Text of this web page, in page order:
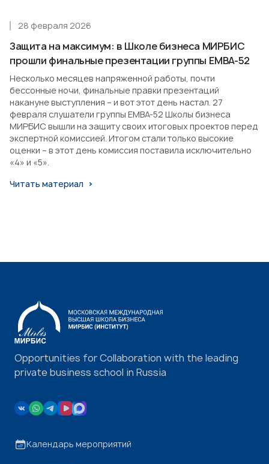
Защита на максимум: в Школе бизнеса МИРБИС
прошли финальные презентации группы EMBA-52
28 февраля 2026
Несколько месяцев напряженной работы, почти
бессонные ночи, финальные правки презентаций
накануне выступления – и вот этот день настал. 27
февраля слушатели группы EMBA-52 Школы бизнеса
МИРБИС вышли на защиту своих итоговых проектов перед
экспертной комиссией. Итогом стали только высокие
оценки – в этот день комиссия поставила исключительно
«4» и «5».
Читать материал
Opportunities for Collaboration with the leading
private business school in Russia
Календарь мероприятий